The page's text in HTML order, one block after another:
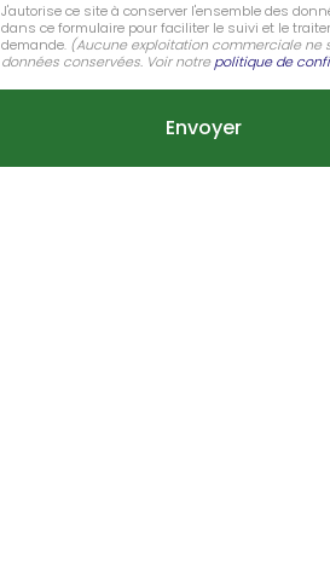
J'autorise ce site à conserver l'ensemble des
dans ce formulaire pour faciliter le suivi et le
demande. (Aucune exploitation commerciale ne
données conservées. Voir notrepolitique de